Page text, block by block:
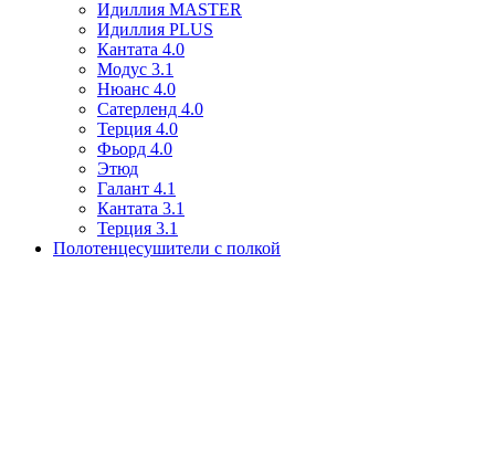
Идиллия MASTER
Идиллия PLUS
Кантата 4.0
Модус 3.1
Нюанс 4.0
Сатерленд 4.0
Терция 4.0
Фьорд 4.0
Этюд
Галант 4.1
Кантата 3.1
Терция 3.1
Полотенцесушители с полкой